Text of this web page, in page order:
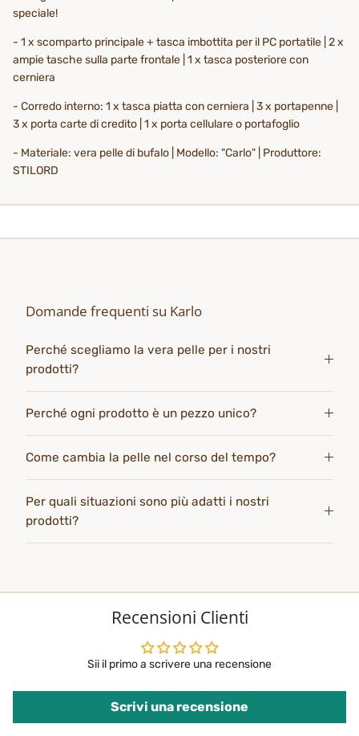
speciale!
- 1 x scomparto principale + tasca imbottita per il PC portatile | 2 x
ampie tasche sulla parte frontale | 1 x tasca posteriore con
cerniera
- Corredo interno: 1 x tasca piatta con cerniera | 3 x portapenne |
3 x porta carte di credito | 1 x porta cellulare o portafoglio
- Materiale: vera pelle di bufalo | Modello: "Carlo" | Produttore:
STILORD
Domande frequenti su Karlo
Perché scegliamo la vera pelle per i nostri
prodotti?
Perché ogni prodotto è un pezzo unico?
Come cambia la pelle nel corso del tempo?
Per quali situazioni sono più adatti i nostri
prodotti?
Recensioni Clienti
Sii il primo a scrivere una recensione
Scrivi una recensione